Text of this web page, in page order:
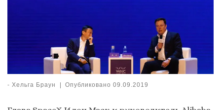
- Хельга Браун | Опубликовано09.09.2019